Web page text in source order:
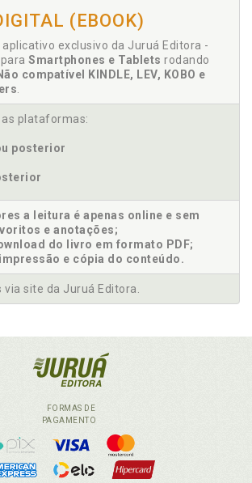
(EBOOK)
exclusivo da Juruá Editora -
Smartphones e Tablets rodando
compatível KINDLE, LEV, KOBO e
as plataformas:
posterior
a leitura é apenas online e sem
e anotações;
do livro em formato PDF;
e cópia do conteúdo.
site da Juruá Editora.
FORMAS DE
PAGAMENTO